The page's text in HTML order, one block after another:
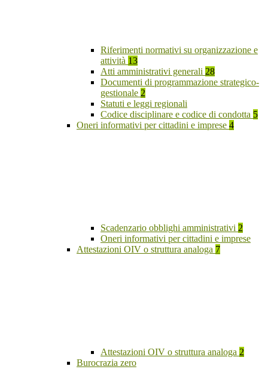
Riferimenti normativi su organizzazione e
attività 13
Atti amministrativi generali 28
Documenti di programmazione strategico-
gestionale 2
Statuti e leggi regionali
Codice disciplinare e codice di condotta 5
Oneri informativi per cittadini e imprese 4
Scadenzario obblighi amministrativi 2
Oneri informativi per cittadini e imprese
Attestazioni OIV o struttura analoga 7
Attestazioni OIV o struttura analoga 2
Burocrazia zero